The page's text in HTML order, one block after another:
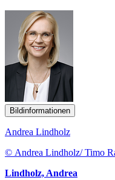
Bildinformationen
Andrea Lindholz
© Andrea Lindholz/ Timo
Lindholz, Andrea